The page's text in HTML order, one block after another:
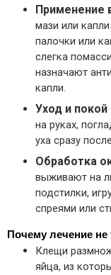
Применение
мази или
палочки или
слегка
назначают
капли.
Уход и покой
на руках,
уха сразу
Обработка
выживают на
подстилки,
спреями или
Почему лечение не
Клещи
яйца, из